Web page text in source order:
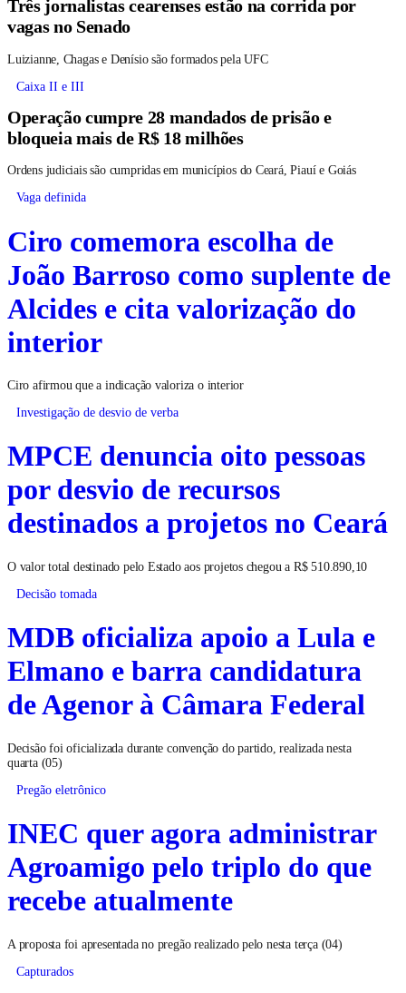
vagas no Senado
Luizianne, Chagas e Denísio são formados pela UFC
Caixa II e III
Operação cumpre 28 mandados de prisão e
bloqueia mais de R$ 18 milhões
Ordens judiciais são cumpridas em municípios do Ceará, Piauí e Goiás
Vaga definida
Ciro comemora escolha de
João Barroso como suplente de
Alcides e cita valorização do
interior
Ciro afirmou que a indicação valoriza o interior
Investigação de desvio de verba
MPCE denuncia oito pessoas
por desvio de recursos
destinados a projetos no Ceará
O valor total destinado pelo Estado aos projetos chegou a R$ 510.890,10
Decisão tomada
MDB oficializa apoio a Lula e
Elmano e barra candidatura
de Agenor à Câmara Federal
Decisão foi oficializada durante convenção do partido, realizada nesta
quarta (05)
Pregão eletrônico
INEC quer agora administrar
Agroamigo pelo triplo do que
recebe atualmente
A proposta foi apresentada no pregão realizado pelo nesta terça (04)
Capturados